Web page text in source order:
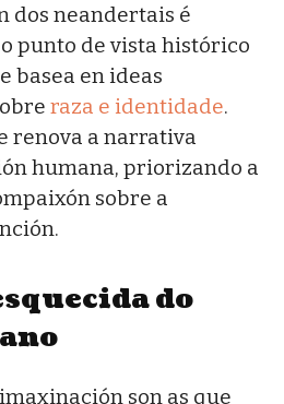
dos neandertais é
punto de vista histórico
basea en ideas
raza e identidade.
renova a narrativa
humana, priorizando a
sobre a
do
son as que